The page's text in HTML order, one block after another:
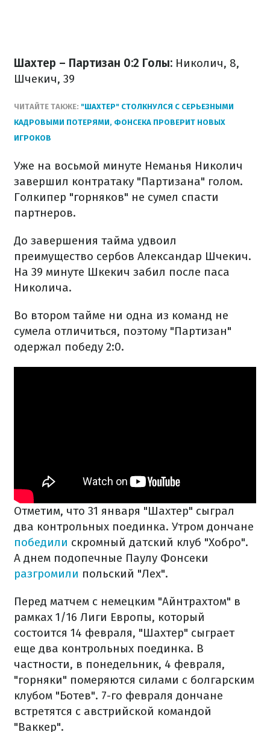
Шахтер – Партизан 0:2 Голы: Николич, 8,
Шчекич, 39
ЧИТАЙТЕ ТАКЖЕ: "ШАХТЕР" СТОЛКНУЛСЯ С СЕРЬЕЗНЫМИ
КАДРОВЫМИ ПОТЕРЯМИ, ФОНСЕКА ПРОВЕРИТ НОВЫХ
ИГРОКОВ
Уже на восьмой минуте Неманья Николич
завершил контратаку "Партизана" голом.
Голкипер "горняков" не сумел спасти
партнеров.
До завершения тайма удвоил
преимущество сербов Александар Шчекич.
На 39 минуте Шкекич забил после паса
Николича.
Во втором тайме ни одна из команд не
сумела отличиться, поэтому "Партизан"
одержал победу 2:0.
Отметим, что 31 января "Шахтер" сыграл
два контрольных поединка. Утром дончане
победили скромный датский клуб "Хобро".
А днем подопечные Паулу Фонсеки
разгромили польский "Лех".
Перед матчем с немецким "Айнтрахтом" в
рамках 1/16 Лиги Европы, который
состоится 14 февраля, "Шахтер" сыграет
еще два контрольных поединка. В
частности, в понедельник, 4 февраля,
"горняки" померяются силами с болгарским
клубом "Ботев". 7-го февраля дончане
встретятся с австрийской командой
"Ваккер".